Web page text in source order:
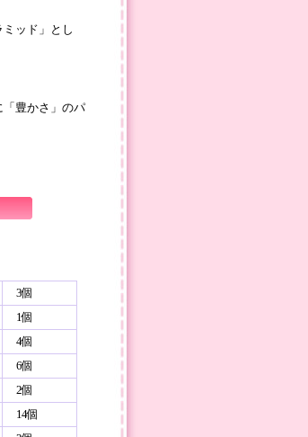
ッド」とし
「豊かさ」のパ
3個
1個
4個
6個
2個
14個